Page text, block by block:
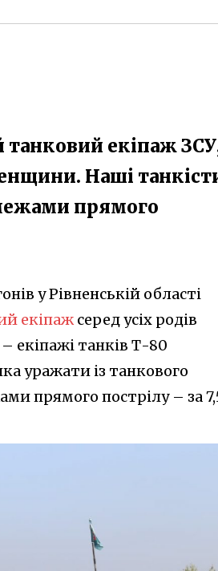
танковий екіпаж
Наші
прямого
у Рівненській області
екіпаж серед усіх родів
екіпажі танків Т-80
уражати із танкового
прямого пострілу – за